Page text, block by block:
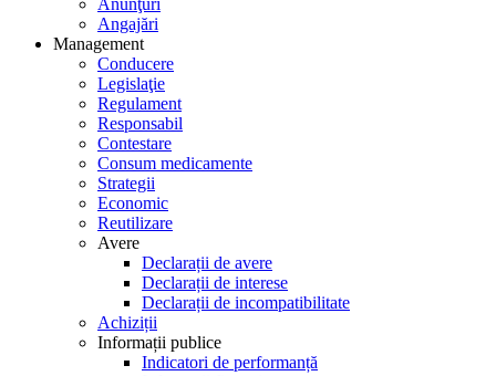
Anunţuri
Angajări
Management
Conducere
Legislaţie
Regulament
Responsabil
Contestare
Consum medicamente
Strategii
Economic
Reutilizare
Avere
Declarații de avere
Declarații de interese
Declarații de incompatibilitate
Achiziții
Informații publice
Indicatori de performanță